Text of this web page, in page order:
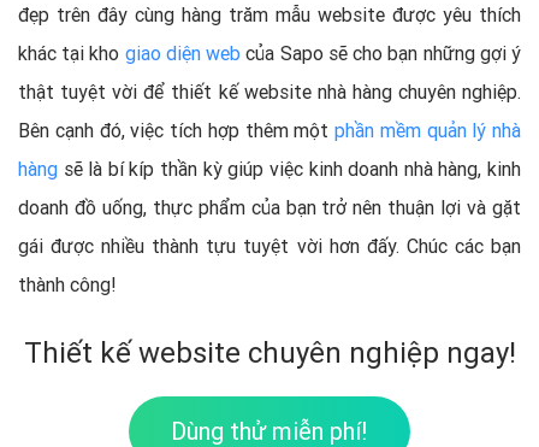
đẹp trên đây cùng hàng trăm mẫu website được yêu thích
khác tại kho giao diện web của Sapo sẽ cho bạn những gợi ý
thật tuyệt vời để thiết kế website nhà hàng chuyên nghiệp.
Bên cạnh đó, việc tích hợp thêm một phần mềm quản lý nhà
hàng sẽ là bí kíp thần kỳ giúp việc kinh doanh nhà hàng, kinh
doanh đồ uống, thực phẩm của bạn trở nên thuận lợi và gặt
gái được nhiều thành tựu tuyệt vời hơn đấy. Chúc các bạn
thành công!
Thiết kế website chuyên nghiệp ngay!
Dùng thử miễn phí!